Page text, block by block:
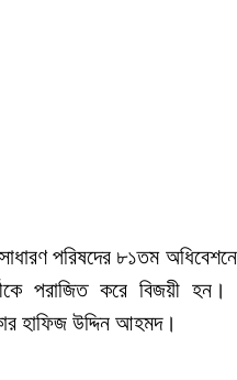
পরিষদের ৮১তম
পরাজিত করে বিজয়ী
হাফিজ উদ্দিন আহমদ।